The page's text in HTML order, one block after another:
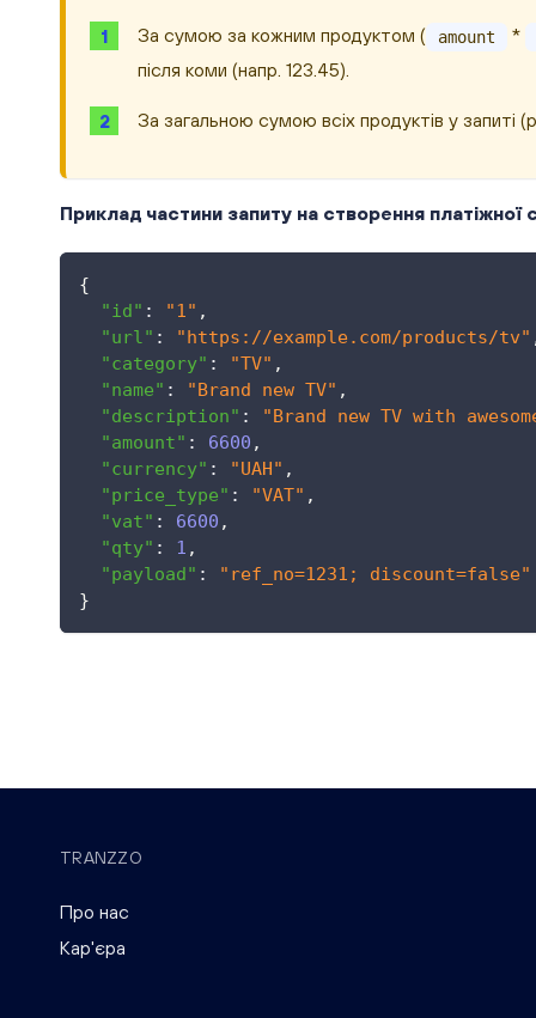
За сумою за кожним продуктом ( amount
*
після коми (напр. 123.45).
За загальною сумою всіх продуктів у
Приклад частини запиту на створення
{
"id" : "1" ,
"url" : "https://example.com/products/tv"
"category" : "TV" ,
"name" : "Brand new TV" ,
"description" :
"Brand new TV with
"amount" : 6600 ,
"currency" : "UAH" ,
"price_type" : "VAT" ,
"vat" : 6600 ,
"qty" : 1 ,
"payload" :
"ref_no=1231; discount=false"
}
TRANZZO
Про нас
Кар'єра